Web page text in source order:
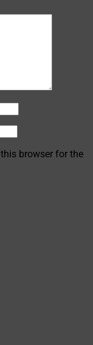
browser for the